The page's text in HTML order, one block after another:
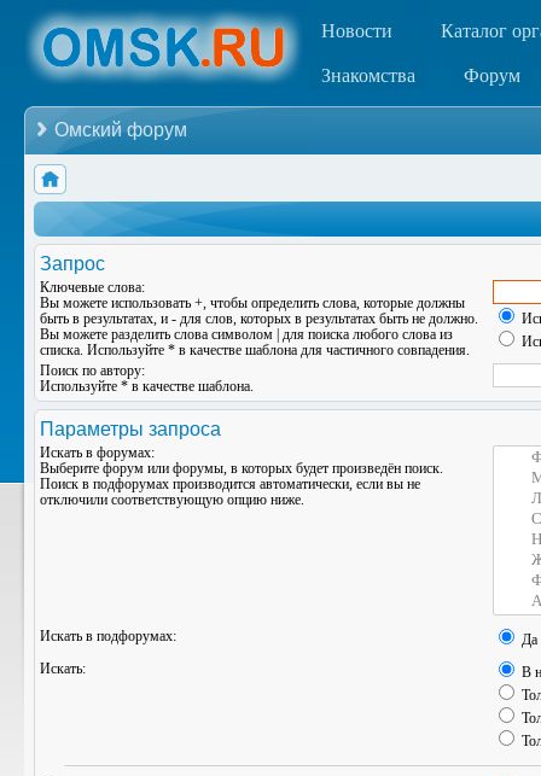
Новости Каталог
Знакомства Форум
Омский форум
Запрос
Ключевые слова:
Вы можете использовать +, чтобы определить слова, которые должны
быть в результатах, и - для слов, которых в результатах быть не должно.
Вы можете разделить слова символом для поиска любого слова из
списка. Используйте * в качестве шаблона для частичного совпадения.
Поиск по автору:
Используйте * в качестве шаблона.
Параметры запроса
Искать в форумах:
Выберите форум или форумы, в которых будет произведён поиск.
Поиск в подфорумах производится автоматически, если вы не
отключили соответствующую опцию ниже.
Искать в подфорумах:
Да
Искать:
В